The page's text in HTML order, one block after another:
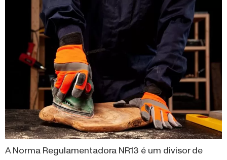
A Norma Regulamentadora NR13 é um divisor de